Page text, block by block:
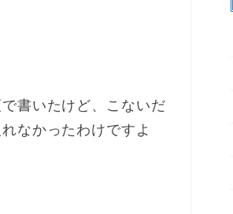
で書いたけど、こないだ
なかったわけですよ